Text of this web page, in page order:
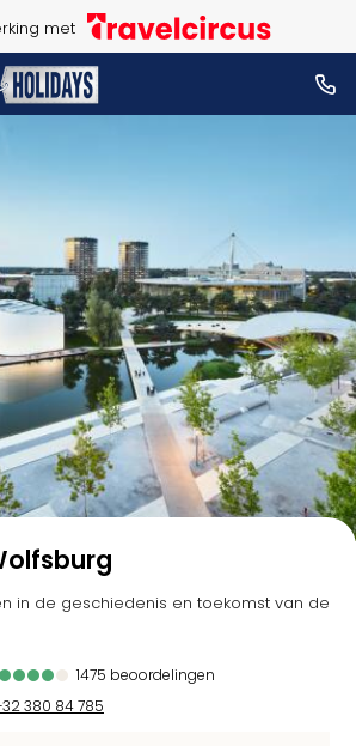
met
in de geschiedenis en toekomst van de
1475 beoordelingen
380 84 785